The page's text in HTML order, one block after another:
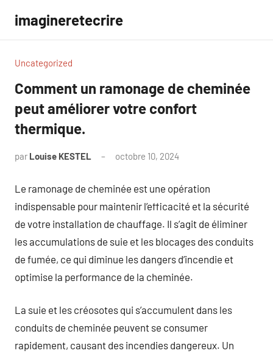
contenu
imagineretecrire
Uncategorized
Comment un ramonage de cheminée
peut améliorer votre confort
thermique.
par Louise KESTEL octobre 10, 2024
Le ramonage de cheminée est une opération
indispensable pour maintenir l’efficacité et la sécurité
de votre installation de chauffage. Il s’agit de éliminer
les accumulations de suie et les blocages des conduits
de fumée, ce qui diminue les dangers d’incendie et
optimise la performance de la cheminée.
La suie et les créosotes qui s’accumulent dans les
conduits de cheminée peuvent se consumer
rapidement, causant des incendies dangereux. Un